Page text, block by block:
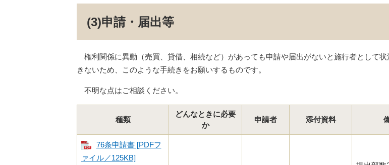
(3)​申請・届出等
権利関係に異動（売買、貸借、相続など）があっても申請や届出がないと施行者として状
きないため、このような手続きをお願いするものです。
不明な点はご相談ください。
種類
どんなときに必要
か
申請者 添付資料
76条申請書 [PDFフ
ァイル／125KB]